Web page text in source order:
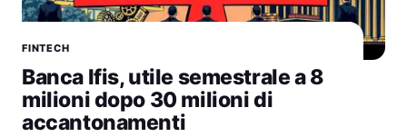
FINTECH
Banca Ifis, utile semestrale a 8
milioni dopo 30 milioni di
accantonamenti